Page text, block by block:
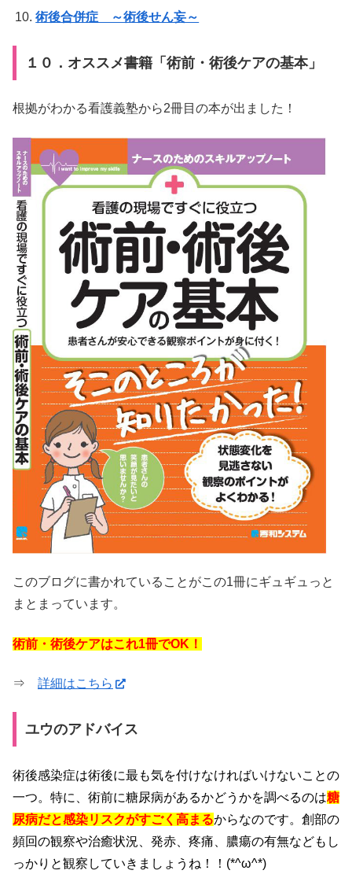
術後合併症 ～術後せん妄～
１０．オススメ書籍「術前・術後ケアの基本」
根拠がわかる看護義塾から2冊目の本が出ました！
このブログに書かれていることがこの1冊にギュギュっと
まとまっています。
術前・術後ケアはこれ1冊でOK！
⇒ 詳細はこちら
ユウのアドバイス
術後感染症は術後に最も気を付けなければいけないことの
一つ。特に、 術前に糖尿病があるかどうかを調べるのは糖
尿病だと感染リスクがすごく高まるからなのです。 創部の
頻回の観察や治癒状況、発赤、疼痛、膿瘍の有無なども し
っかりと観察していきましょうね！！(*^ω^*)